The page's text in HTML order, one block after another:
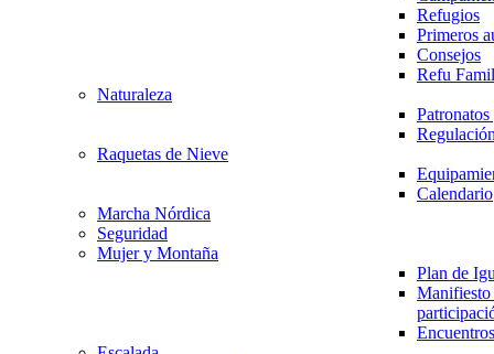
Refugios
Primeros
Consejos
Refu
Naturaleza
Raquetas de Nieve
Calendario
Marcha Nórdica
Seguridad
Mujer y Montaña
Plan de